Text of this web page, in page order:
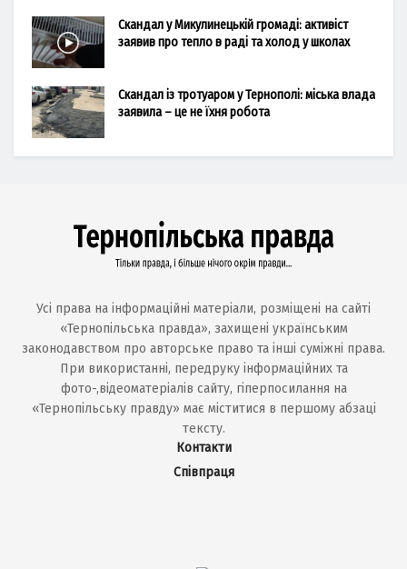
Скандал у Микулинецькій громаді: активіст
заявив про тепло в раді та холод у школах
Скандал із тротуаром у Тернополі: міська влада
заявила – це не їхня робота
Усі права на інформаційні матеріали, розміщені на сайті
«Тернопільська правда», захищені українським
законодавством про авторське право та інші суміжні права.
При використанні, передруку інформаційних та
фото-,відеоматеріалів сайту, гіперпосилання на
«Тернопільську правду» має міститися в першому абзаці
тексту.
Контакти
Співпраця